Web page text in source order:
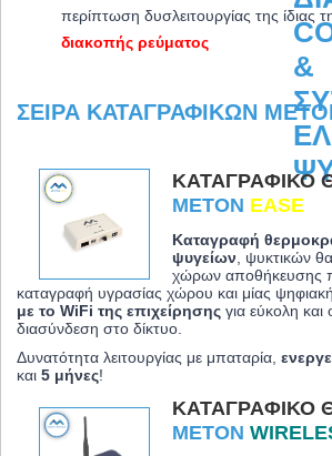
περίπτωση δυσλειτουργίας της ίδιας
διακοπής ρεύματος
ΣΕΙΡΆ ΚΑΤΑΓΡΑΦΙΚΏΝ
ΚΑΤΑΓΡΑΦΙΚΌ
METON EASE
Καταγραφή
ψυγείων , ψυκτικών
χώρων αποθήκευσης
καταγραφή υγρασίας χώρου και μίας
με το WiFi της επιχείρησης για εύκολη και
διασύνδεση στο δίκτυο.
Δυνατότητα λειτουργίας με μπαταρία,
και 5 μήνες!
ΚΑΤΑΓΡΑΦΙΚΌ
METON